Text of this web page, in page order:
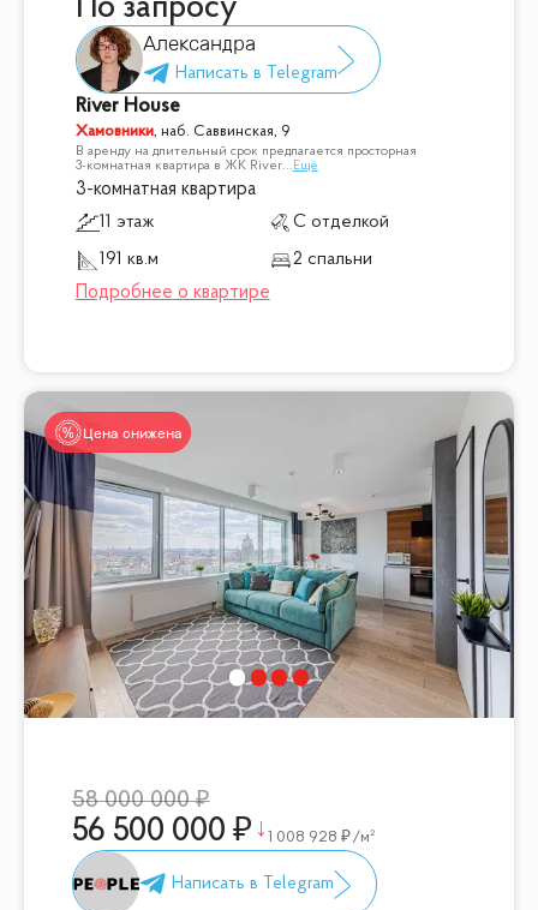
По запросу
Александра
River House
Хамовники, наб. Саввинская, 9
В аренду на длительный срок предлагается просторная
3-комнатная квартира в ЖК River... Ещё
3-комнатная квартира
11 этаж
С отделкой
191 кв.м
2 спальни
Цена снижена
58 000 000
56 500 000 1 008 928 /м²